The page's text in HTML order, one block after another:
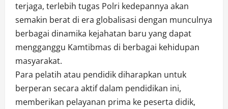
terjaga, terlebih tugas Polri kedepannya akan
semakin berat di era globalisasi dengan munculnya
berbagai dinamika kejahatan baru yang dapat
mengganggu Kamtibmas di berbagai kehidupan
masyarakat.
Para pelatih atau pendidik diharapkan untuk
berperan secara aktif dalam pendidikan ini,
memberikan pelayanan prima ke peserta didik,